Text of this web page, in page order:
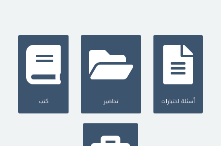
أسئلة اختبارات تحاضير كتب